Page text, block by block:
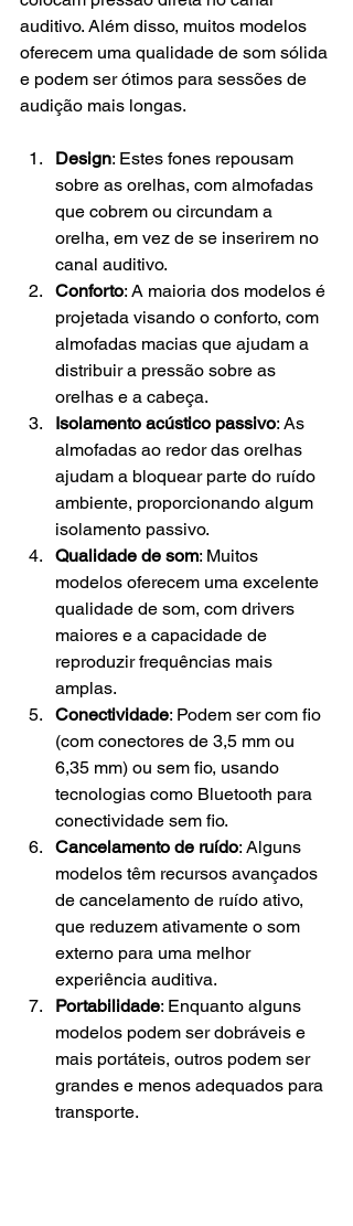
auditivo. Além disso, muitos modelos
oferecem uma qualidade de som sólida
e podem ser ótimos para sessões de
audição mais longas.
Design: Estes fones repousam
sobre as orelhas, com almofadas
que cobrem ou circundam a
orelha, em vez de se inserirem no
canal auditivo.
Conforto: A maioria dos modelos é
projetada visando o conforto, com
almofadas macias que ajudam a
distribuir a pressão sobre as
orelhas e a cabeça.
Isolamento acústico passivo: As
almofadas ao redor das orelhas
ajudam a bloquear parte do ruído
ambiente, proporcionando algum
isolamento passivo.
Qualidade de som: Muitos
modelos oferecem uma excelente
qualidade de som, com drivers
maiores e a capacidade de
reproduzir frequências mais
amplas.
Conectividade: Podem ser com fio
(com conectores de 3,5 mm ou
6,35 mm) ou sem fio, usando
tecnologias como Bluetooth para
conectividade sem fio.
Cancelamento de ruído: Alguns
modelos têm recursos avançados
de cancelamento de ruído ativo,
que reduzem ativamente o som
externo para uma melhor
experiência auditiva.
Portabilidade: Enquanto alguns
modelos podem ser dobráveis e
mais portáteis, outros podem ser
grandes e menos adequados para
transporte.